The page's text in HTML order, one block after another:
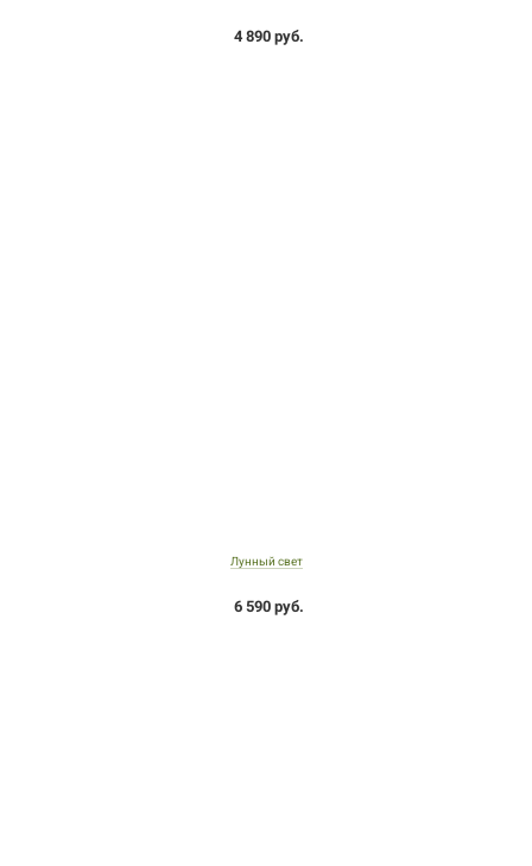
4 890 руб.
Лунный свет
6 590 руб.